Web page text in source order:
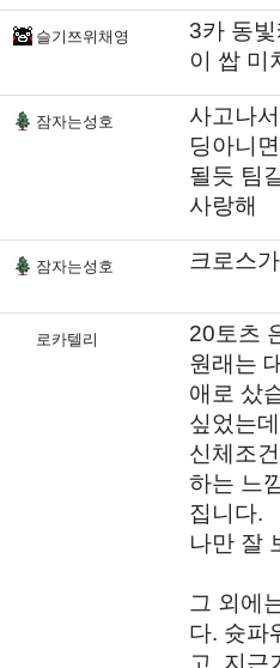
슬기쯔위채영
3카 동
이 쌉 미
잠자는성호
사고나
딩아니
될듯 팀
사랑해
잠자는성호 크로스
로카텔리
20토츠
원래는
애로 샀
싶었는
신체조
하는 느
집니다.
나만 잘
그 외에
다. 슛파
고. 지근